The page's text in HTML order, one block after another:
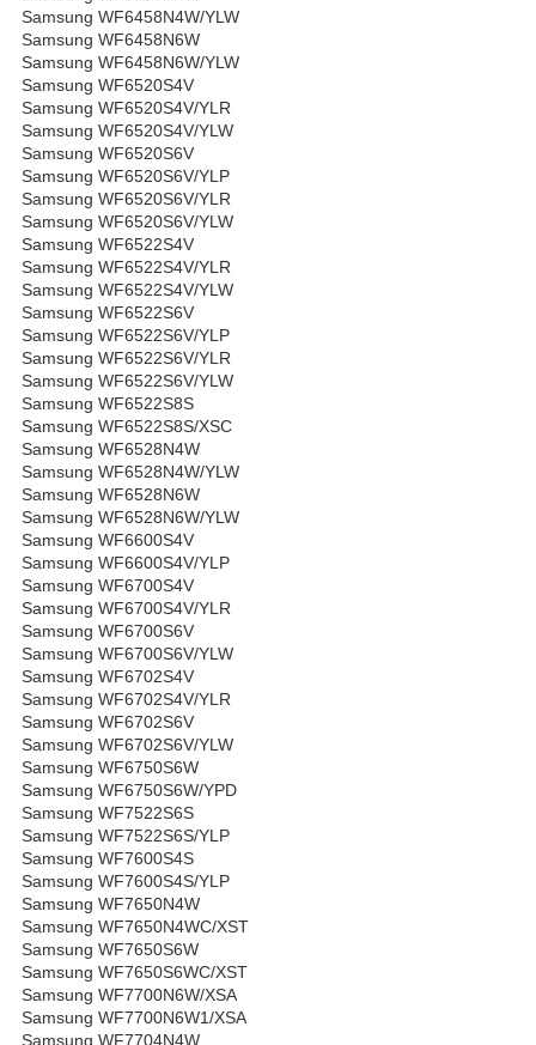
Samsung WF6458N4W/YLW
Samsung WF6458N6W
Samsung WF6458N6W/YLW
Samsung WF6520S4V
Samsung WF6520S4V/YLR
Samsung WF6520S4V/YLW
Samsung WF6520S6V
Samsung WF6520S6V/YLP
Samsung WF6520S6V/YLR
Samsung WF6520S6V/YLW
Samsung WF6522S4V
Samsung WF6522S4V/YLR
Samsung WF6522S4V/YLW
Samsung WF6522S6V
Samsung WF6522S6V/YLP
Samsung WF6522S6V/YLR
Samsung WF6522S6V/YLW
Samsung WF6522S8S
Samsung WF6522S8S/XSC
Samsung WF6528N4W
Samsung WF6528N4W/YLW
Samsung WF6528N6W
Samsung WF6528N6W/YLW
Samsung WF6600S4V
Samsung WF6600S4V/YLP
Samsung WF6700S4V
Samsung WF6700S4V/YLR
Samsung WF6700S6V
Samsung WF6700S6V/YLW
Samsung WF6702S4V
Samsung WF6702S4V/YLR
Samsung WF6702S6V
Samsung WF6702S6V/YLW
Samsung WF6750S6W
Samsung WF6750S6W/YPD
Samsung WF7522S6S
Samsung WF7522S6S/YLP
Samsung WF7600S4S
Samsung WF7600S4S/YLP
Samsung WF7650N4W
Samsung WF7650N4WC/XST
Samsung WF7650S6W
Samsung WF7650S6WC/XST
Samsung WF7700N6W/XSA
Samsung WF7700N6W1/XSA
Samsung WF7704N4W